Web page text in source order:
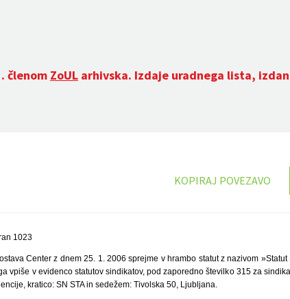
členom ZoUL arhivska. Izdaje uradnega lista,
KOPIRAJ POVEZAVO
1023
Center z dnem 25. 1. 2006 sprejme v hrambo statut z nazivom
vpiše v evidenco statutov sindikatov, pod zaporedno številko 315 za
kratico: SN STA in sedežem: Tivolska 50, Ljubljana.